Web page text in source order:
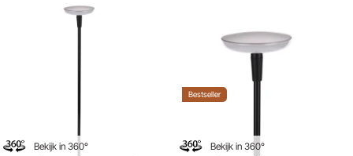
Bekijk in 360° Bekijk in 360°
Bestseller